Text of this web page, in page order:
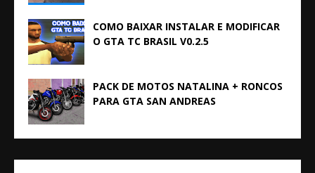
COMO BAIXAR INSTALAR E MODIFICAR
O GTA TC BRASIL V0.2.5
PACK DE MOTOS NATALINA + RONCOS
PARA GTA SAN ANDREAS